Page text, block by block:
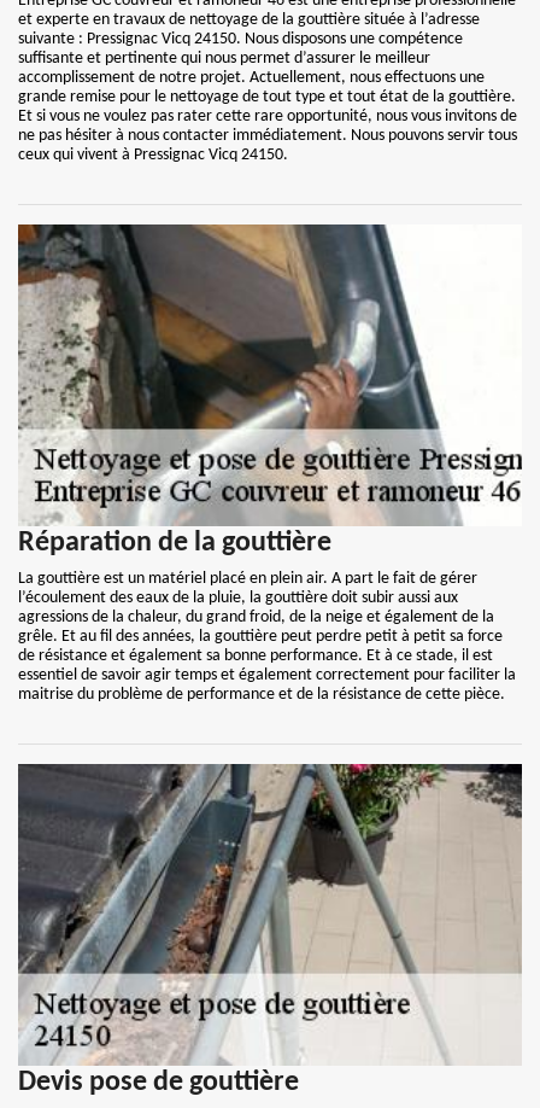
et experte en travaux de nettoyage de la gouttière située à l’adresse
suivante : Pressignac Vicq 24150. Nous disposons une compétence
suffisante et pertinente qui nous permet d’assurer le meilleur
accomplissement de notre projet. Actuellement, nous effectuons une
grande remise pour le nettoyage de tout type et tout état de la gouttière.
Et si vous ne voulez pas rater cette rare opportunité, nous vous invitons de
ne pas hésiter à nous contacter immédiatement. Nous pouvons servir tous
ceux qui vivent à Pressignac Vicq 24150.
Réparation de la gouttière
La gouttière est un matériel placé en plein air. A part le fait de gérer
l’écoulement des eaux de la pluie, la gouttière doit subir aussi aux
agressions de la chaleur, du grand froid, de la neige et également de la
grêle. Et au fil des années, la gouttière peut perdre petit à petit sa force
de résistance et également sa bonne performance. Et à ce stade, il est
essentiel de savoir agir temps et également correctement pour faciliter la
maitrise du problème de performance et de la résistance de cette pièce.
Devis pose de gouttière